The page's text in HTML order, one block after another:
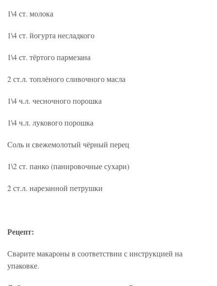
1\4 ст. молока
1\4 ст. йогурта несладкого
1\4 ст. тёртого пармезана
2 ст.л. топлёного сливочного масла
1\4 ч.л. чесночного порошка
1\4 ч.л. лукового порошка
Соль и свежемолотый чёрный перец
1\2 ст. панко (панировочные сухари)
2 ст.л. нарезанной петрушки
Рецепт:
Сварите макароны в соответствии с инструкцией на
упаковке.